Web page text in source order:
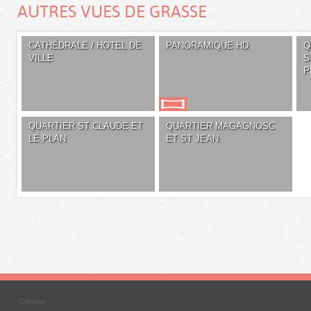
AUTRES VUES DE GRASSE
CATHÉDRALE / HOTEL DE
VILLE
PANORAMIQUE HD
QUARTIER ST CLAUDE ET
LE PLAN
QUARTIER MAGAGNOSC
ET ST JEAN